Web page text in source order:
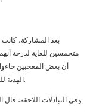
بعد المشاركة،
متحمسين للغاية لدرجة
أن بعض المعجبين
الهدية للسيد الغراب، السيد لقد تفاجأ الغراب بسرور وشكره جزيلاً.
وفي التبادلات اللاحقة،